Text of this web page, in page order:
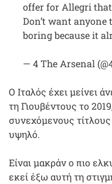
offer for Allegri
Don’t want
boring because it
— 4 The Arsenal
Ο Ιταλός έχει μείνει
τη Γιουβέντους το
συνεχόμενους
υψηλό.
Είναι μακράν ο πιο
εκεί έξω αυτή τη